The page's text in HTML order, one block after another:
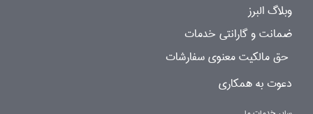
وبلاگ البرز
ضمانت و گارانتی خدمات
حق مالکیت معنوی سفارشات
دعوت به همکاری